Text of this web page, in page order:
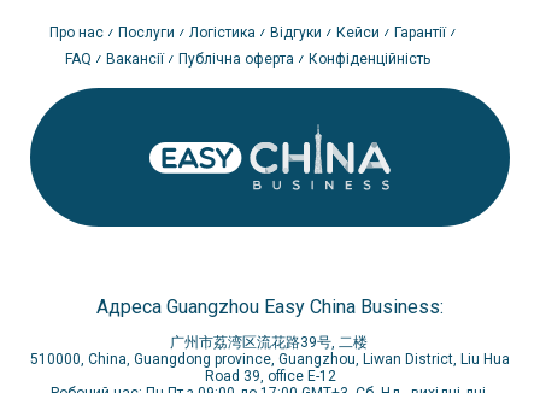
завантаження при доставці з Китаю?
того, наскільки ефективно ви використовуєте оплачений фрахт.
При FCL перевезеннях ви платите за весь контейнер цілком,
незалежно від того, заповнений він на 50% чи на 95%.
Використання онлайн-калькулятора завантаження дозволяє
уникнути ситуації «повітряних перевезень», коли в контейнері
залишається занадто багато порожнього місця, що збільшує
Зниження вартості логістики:ви можете скоригувати обсяг
Контроль перевантаження:калькулятор враховує не лише
об'єм, а й загальну вагу, допомагаючи уникнути штрафів у
Адреса Guangzhou Easy China Business:
广州市荔湾区流花路39号, 二楼
510000, China, Guangdong province, Guangzhou, Liwan District, Liu Hua
Road 39, office E-12
Про нас Послуги Логістика Відгуки Кейси
Гарантії
FAQ
Вакансії Публічна оферта Конфіденційність